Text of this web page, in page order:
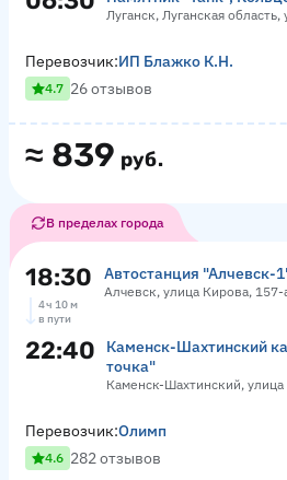
Луганск, Луганская
≈ 839 руб.
Перевозчик:ИП Блажко К.Н.
4.7 26 отзывов
В пределах города
18:30 Автостанция "Алчевск-
Алчевск, улица Кирова, 157-
4 ч 10 м
в пути
22:40
Каменск-Шахтинский
точка"
Каменск-Шахтинский,
Перевозчик:Олимп
4.6 282 отзывов